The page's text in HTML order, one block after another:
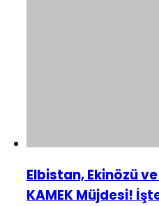
Elbistan, Ekinözü
KAMEK Müjdesi!